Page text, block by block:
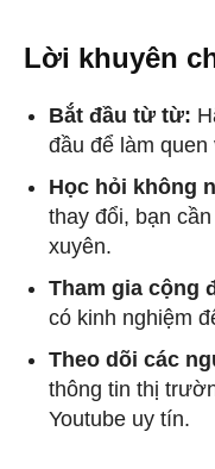
Lời khuyên
Bắt đầu từ từ:
đầu để làm
Học hỏi không
thay đổi, bạn
xuyên.
Tham gia cộng
có kinh nghiệm
Theo dõi các
thông tin thị
Youtube uy tín.